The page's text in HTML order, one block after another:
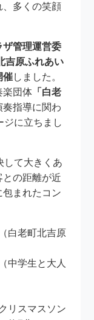
、多くの笑顔
ザ管理運営委
吉原ふれあい
催しました。
楽団体 「白老
奏指導に関わ
ジに立ちまし
して大きくあ
との距離が近
包まれたコン
白老町北吉原
中学生と大人
リスマスソン